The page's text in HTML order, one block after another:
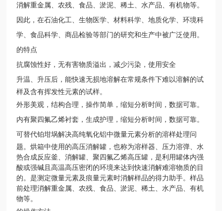
消解重金属、农残、食品、淤泥、稀土、水产品、有机物等。
因此，在石油化工、生物医学、材料科学、地质化学、环境科
学、食品科学、商品检验等部门的研究和生产中被广泛使用。
的特点
抗腐蚀性好，无有害物质溢出，减少污染，使用安全
升温、升压后，能快速无损地溶解在常规条件下难以溶解的试
样及含有挥发性元素的试样。
外形美观，结构合理，操作简单，缩短分析时间，数据可靠。
内有聚四氟乙烯衬套，生成护理，缩短分析时间，数据可靠。
可替代铂坩埚解决高纯氧化铝中微量元素分析的溶样处理问
题。烘箱中使用的高压消解罐，也称为溶样器、压力溶弹、水
热合成反应釜、消解罐、聚四氟乙烯高压罐，是利用罐体内强
酸或强碱且高温高压密闭的环境来达到快速消解难溶物质的目
的。是测定微量元素及痕量元素时消解样品的得力助手。样品
前处理消解重金属、农残、食品、淤泥、稀土、水产品、有机
物等。